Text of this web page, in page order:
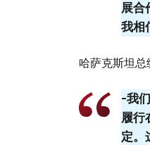
展合
我相
哈萨克斯坦总
-我
履行
定。